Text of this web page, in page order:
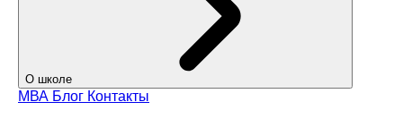
О школе
МВА Блог Контакты